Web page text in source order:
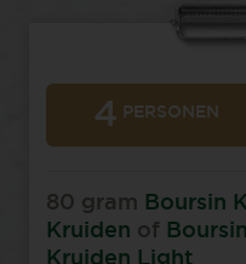
4 PERSONEN
80 gram
Boursin
Kruiden of
Kruiden Light